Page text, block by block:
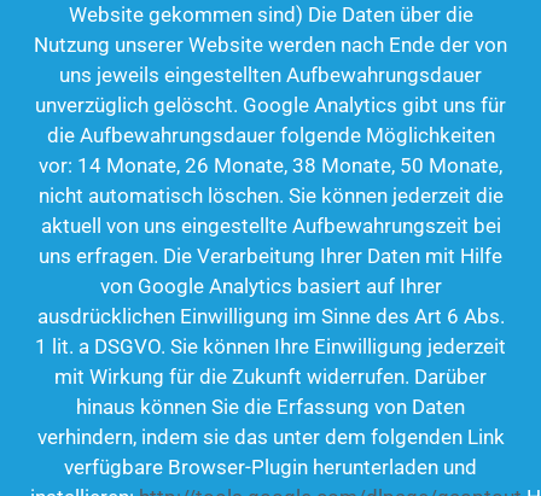
Website gekommen sind) Die Daten über die
Nutzung unserer Website werden nach Ende der von
uns jeweils eingestellten Aufbewahrungsdauer
unverzüglich gelöscht. Google Analytics gibt uns für
die Aufbewahrungsdauer folgende Möglichkeiten
vor: 14 Monate, 26 Monate, 38 Monate, 50 Monate,
nicht automatisch löschen. Sie können jederzeit die
aktuell von uns eingestellte Aufbewahrungszeit bei
uns erfragen. Die Verarbeitung Ihrer Daten mit Hilfe
von Google Analytics basiert auf Ihrer
ausdrücklichen Einwilligung im Sinne des Art 6 Abs.
1 lit. a DSGVO. Sie können Ihre Einwilligung jederzeit
mit Wirkung für die Zukunft widerrufen. Darüber
hinaus können Sie die Erfassung von Daten
verhindern, indem sie das unter dem folgenden Link
verfügbare Browser-Plugin herunterladen und